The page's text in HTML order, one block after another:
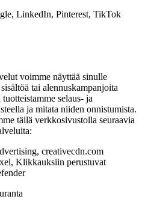
LinkedIn, Pinterest, TikTok
voimme näyttää sinulle
tai alennuskampanjoita
selaus- ja
ja mitata niiden onnistumista.
tällä verkkosivustolla seuraavia
creativecdn.com
Klikkauksiin perustuvat